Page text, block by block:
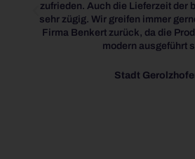
zufrieden. Auch die Lieferzeit der
sehr zügig. Wir greifen immer
Firma Benkert zurück, da die
modern ausgeführt
Stadt